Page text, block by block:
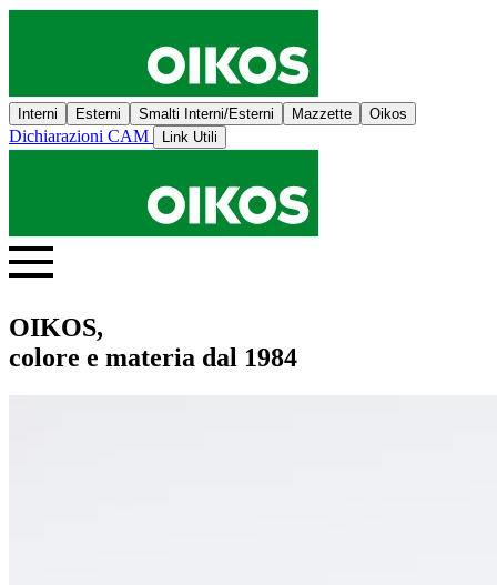
Interni Esterni Smalti Interni/Esterni Mazzette Oikos
Dichiarazioni CAM Link Utili
OIKOS,
colore e materia dal 1984